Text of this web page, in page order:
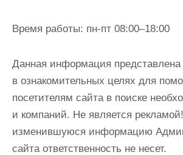
Время работы: пн-пт 08:00–18:00
Данная информация представлена
в ознакомительных целях для
посетителям сайта в поиске
и компаний. Не является
изменившуюся информацию
сайта ответственность не несет.